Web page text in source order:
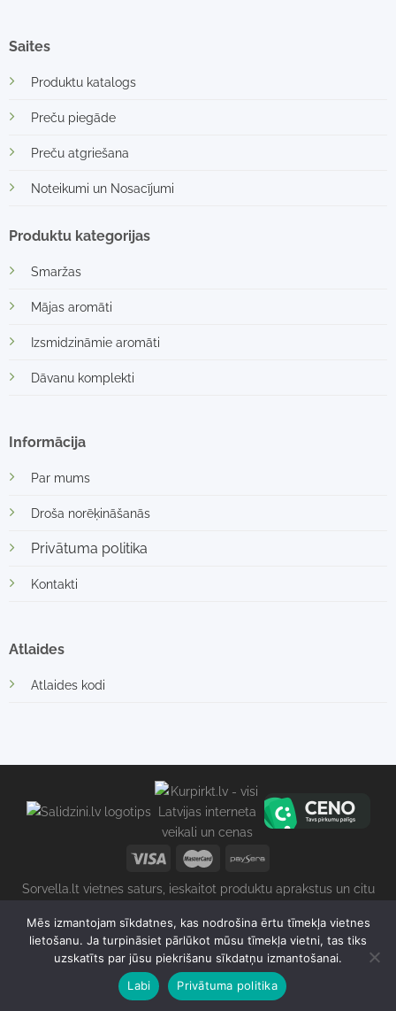
Saites
Produktu katalogs
Preču piegāde
Preču atgriešana
Noteikumi un Nosacījumi
Produktu kategorijas
Smaržas
Mājas aromāti
Izsmidzināmie aromāti
Dāvanu komplekti
Informācija
Par mums
Droša norēķināšanās
Privātuma politika
Kontakti
Atlaides
Atlaides kodi
Sorvella.lt vietnes saturs, ieskaitot produktu aprakstus un citu
kopēšana un izplatīšana bez īpašnieka piekrišanas ir stingri
aizliegta. 2026 © Sorvella Latvia | Gretos Zenovaitės -
Petkuvienės individuālā darbība 1162831, PVN kods:
LT100016523718
Mēs izmantojam sīkdatnes, kas nodrošina ērtu tīmekļa vietnes
lietošanu. Ja turpināsiet pārlūkot mūsu tīmekļa vietni, tas tiks
uzskatīts par jūsu piekrišanu sīkdatņu izmantošanai.
Labi
Privātuma politika